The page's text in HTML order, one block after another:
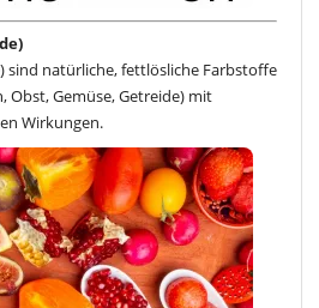
sind natürliche, fettlösliche Farbstoffe
Obst, Gemüse, Getreide) mit
Wirkungen.